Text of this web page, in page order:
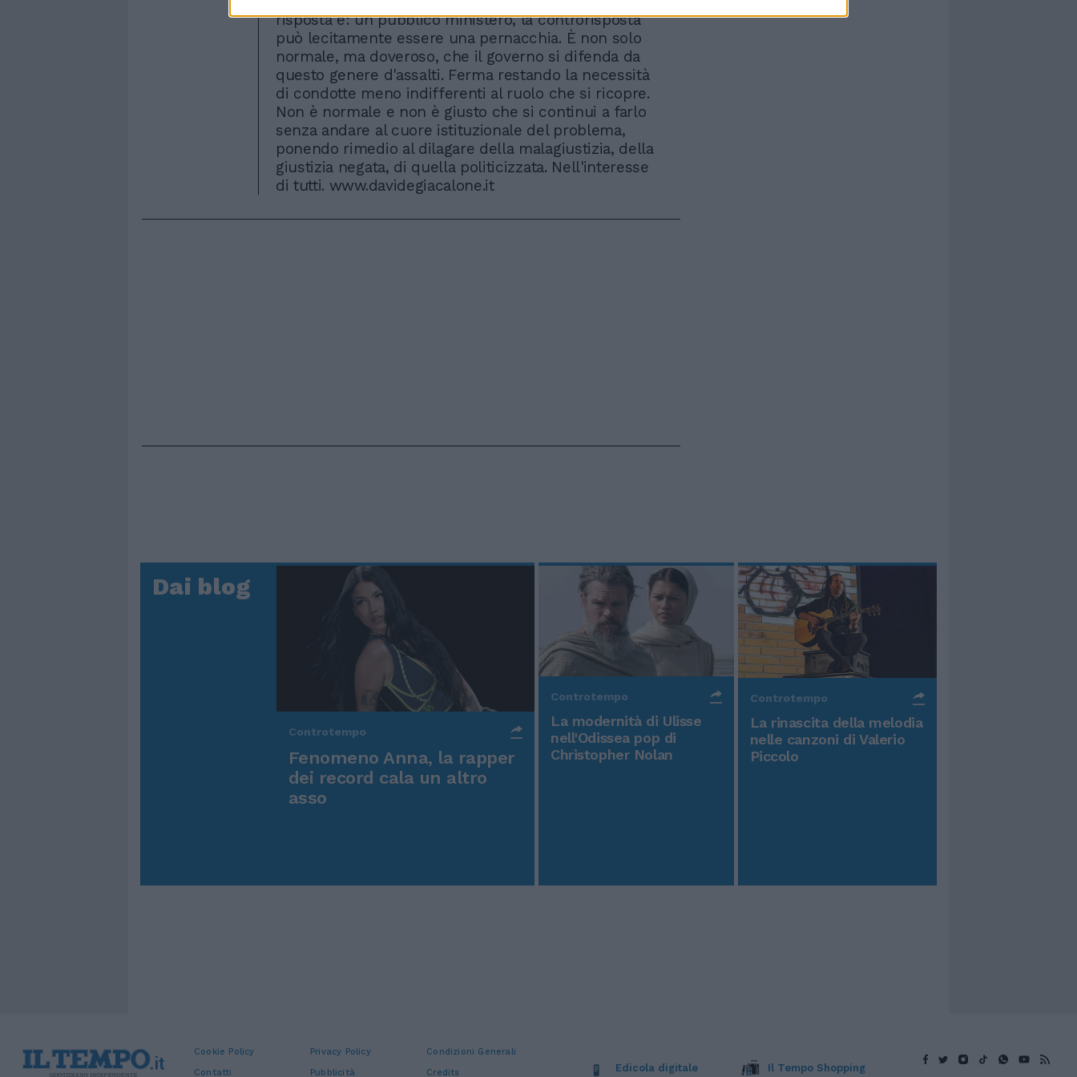
risposta è: un pubblico ministero, la controrisposta
può lecitamente essere una pernacchia. È non solo
normale, ma doveroso, che il governo si difenda da
questo genere d'assalti. Ferma restando la necessità
di condotte meno indifferenti al ruolo che si ricopre.
Non è normale e non è giusto che si continui a farlo
senza andare al cuore istituzionale del problema,
ponendo rimedio al dilagare della malagiustizia, della
giustizia negata, di quella politicizzata. Nell'interesse
di tutti. www.davidegiacalone.it
Dai blog
Controtempo
Fenomeno Anna, la rapper
dei record cala un altro
asso
Controtempo
La modernità di Ulisse
nell'Odissea pop di
Christopher Nolan
Controtempo
La rinascita della melodia
nelle canzoni di Valerio
Piccolo
Cookie Policy Privacy Policy
Condizioni Generali
Contatti
Pubblicità Credits Edicola digitale Il Tempo Shopping